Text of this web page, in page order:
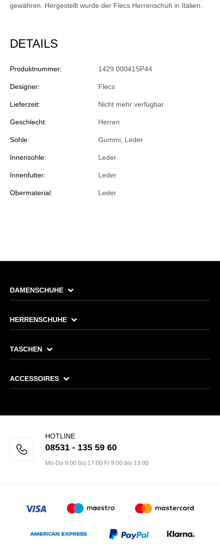
gewähren. Hergestellt wurde der Flecs Herrenschuh in Italien.
DETAILS
Produktnummer: 1429 00041SP44
Designer: Flecs
Lieferzeit: Nicht mehr verfügbar
Geschlecht: Herren
Sohle: Gummi, Leder
Innensohle: Leder
Innenfutter: Leder
Obermaterial: Leder
DAMENSCHUHE
HERRENSCHUHE
TASCHEN
ACCESSOIRES
HOTLINE
08531 - 135 59 60
Mo-Do 9:00 bis 17:00 Fr 9:00 bis 13:00